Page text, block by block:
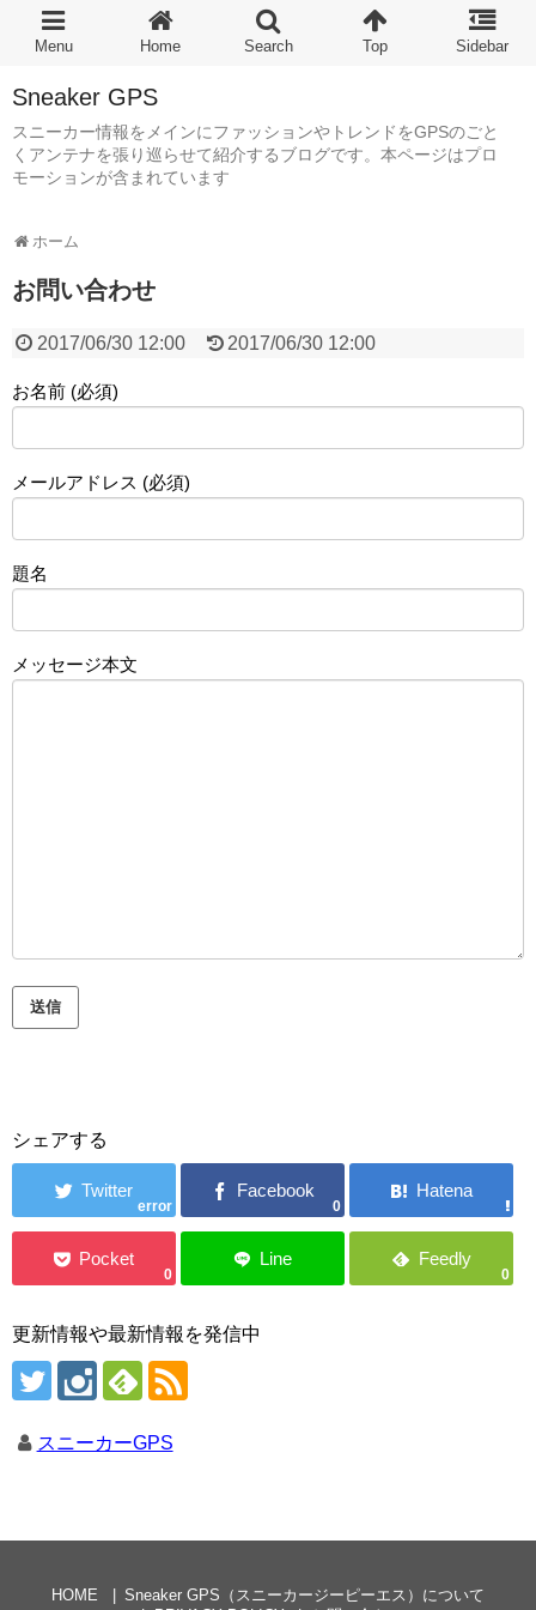
Sneaker GPS
スニーカー情報をメインにファッションやトレンドをGPSのごと
くアンテナを張り巡らせて紹介するブログです。本ページはプロ
モーションが含まれています
ホーム
お問い合わせ
2017/06/30 12:00 2017/06/30 12:00
お名前 (必須)
メールアドレス (必須)
題名
メッセージ本文
シェアする
error 0
0 0
更新情報や最新情報を発信中
スニーカーGPS
HOME
Sneaker GPS（スニーカージーピーエス）について